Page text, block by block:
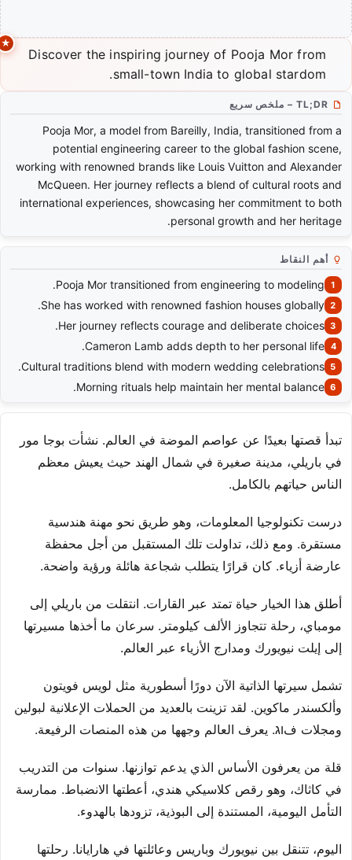
Discover the inspiring journey of Pooja Mor from
small-town India to global stardom.
TL;DR – ملخص سريع
Pooja Mor, a model from Bareilly, India, transitioned from a
potential engineering career to the global fashion scene,
working with renowned brands like Louis Vuitton and Alexander
McQueen. Her journey reflects a blend of cultural roots and
international experiences, showcasing her commitment to both
personal growth and her heritage.
أهم النقاط
Pooja Mor transitioned from engineering to modeling.
She has worked with renowned fashion houses globally.
Her journey reflects courage and deliberate choices.
Cameron Lamb adds depth to her personal life.
Cultural traditions blend with modern wedding celebrations.
Morning rituals help maintain her mental balance.
تبدأ قصتها بعيدًا عن عواصم الموضة في العالم. نشأت بوجا مور
في باريلي، مدينة صغيرة في شمال الهند حيث يعيش معظم
الناس حياتهم بالكامل.
درست تكنولوجيا المعلومات، وهو طريق نحو مهنة هندسية
مستقرة. ومع ذلك، تداولت تلك المستقبل من أجل محفظة
عارضة أزياء. كان قرارًا يتطلب شجاعة هائلة ورؤية واضحة.
أطلق هذا الخيار حياة تمتد عبر القارات. انتقلت من باريلي إلى
مومباي، رحلة تتجاوز الألف كيلومتر. سرعان ما أخذها مسيرتها
إلى إيلت نيويورك ومدارج الأزياء عبر العالم.
تشمل سيرتها الذاتية الآن دورًا أسطورية مثل لويس فويتون
وألكسندر ماكوين. لقد تزينت بالعديد من الحملات الإعلانية لبولين
ومجلات فוג. يعرف العالم وجهها من هذه المنصات الرفيعة.
قلة من يعرفون الأساس الذي يدعم توازنها. سنوات من التدريب
في كاثاك، وهو رقص كلاسيكي هندي، أعطتها الانضباط. ممارسة
التأمل اليومية، المستندة إلى البوذية، تزودها بالهدوء.
اليوم، تتنقل بين نيويورك وباريس وعائلتها في هارايانا. رحلتها